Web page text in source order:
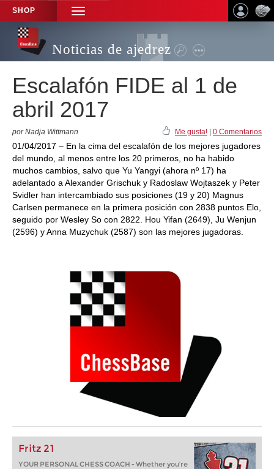
SHOP
TOGGLE
NAVIGATION
Noticias de ajedrez
Escalafón FIDE al 1 de
abril 2017
por Nadja Wittmann Me gusta! 0 Comentarios
01/04/2017 – En la cima del escalafón de los mejores jugadores
del mundo, al menos entre los 20 primeros, no ha habido
muchos cambios, salvo que Yu Yangyi (ahora nº 17) ha
adelantado a Alexander Grischuk y Radoslaw Wojtaszek y Peter
Svidler han intercambiado sus posiciones (19 y 20) Magnus
Carlsen permanece en la primera posición con 2838 puntos Elo,
seguido por Wesley So con 2822. Hou Yifan (2649), Ju Wenjun
(2596) y Anna Muzychuk (2587) son las mejores jugadoras.
Fritz 21
YOUR PERSONAL CHESS COACH - Whether you’re